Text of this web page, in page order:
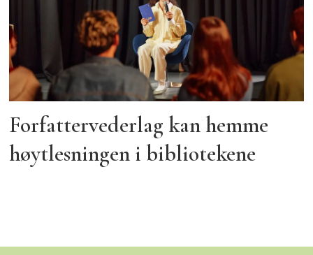
Forfattervederlag kan hemme
høytlesningen i bibliotekene